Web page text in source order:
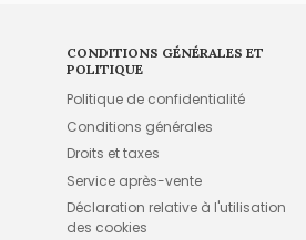
CONDITIONS GÉNÉRALES ET
POLITIQUE
Politique de confidentialité
Conditions générales
Droits et taxes
Service après-vente
Déclaration relative à l'utilisation
des cookies